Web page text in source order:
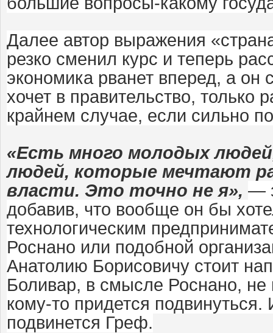
Далее автор выражения
резко сменил курс и теперь
экономика рванет вперед, а он
хочет в правительство, только
крайнем случае, если сильно
«Есть много молодых
людей, которые мечтают
власти. Это точно не я», —
добавив, что вообще он бы
технологическим
Роснано или подобной
Анатолию Борисовичу стоит
Боливар, в смысле Роснано, не
кому-то придется подвинуться.
подвинется Греф.